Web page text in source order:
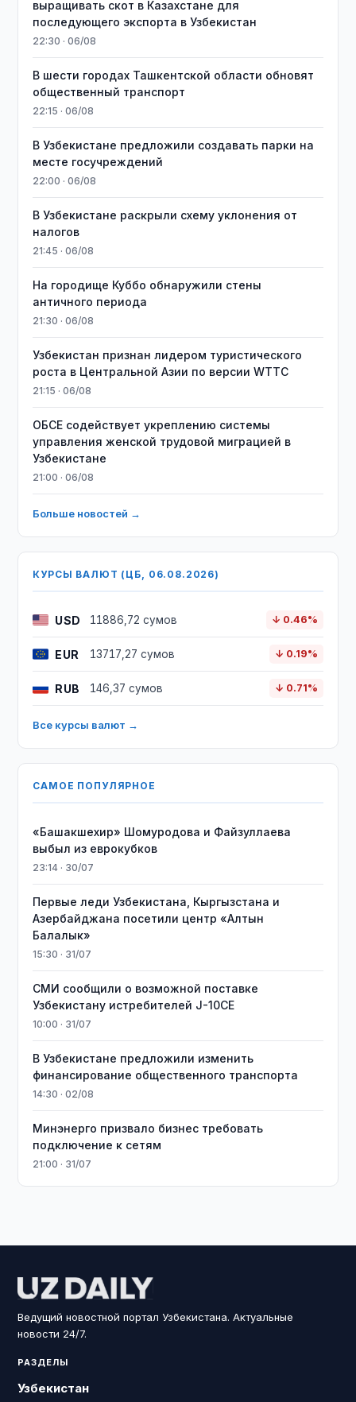
выращивать скот в Казахстане для
последующего экспорта в Узбекистан
22:30 · 06/08
В шести городах Ташкентской области обновят
общественный транспорт
22:15 · 06/08
В Узбекистане предложили создавать парки на
месте госучреждений
22:00 · 06/08
В Узбекистане раскрыли схему уклонения от
налогов
21:45 · 06/08
На городище Куббо обнаружили стены
античного периода
21:30 · 06/08
Узбекистан признан лидером туристического
роста в Центральной Азии по версии WTTC
21:15 · 06/08
ОБСЕ содействует укреплению системы
управления женской трудовой миграцией в
Узбекистане
21:00 · 06/08
Больше новостей →
КУРСЫ ВАЛЮТ (ЦБ, 06.08.2026)
USD 11886,72 сумов ↓ 0.46%
EUR 13717,27 сумов ↓ 0.19%
RUB 146,37 сумов ↓ 0.71%
Все курсы валют →
САМОЕ ПОПУЛЯРНОЕ
«Башакшехир» Шомуродова и Файзуллаева
выбыл из еврокубков
23:14 · 30/07
Первые леди Узбекистана, Кыргызстана и
Азербайджана посетили центр «Алтын
Балалык»
15:30 · 31/07
СМИ сообщили о возможной поставке
Узбекистану истребителей J-10CE
10:00 · 31/07
В Узбекистане предложили изменить
финансирование общественного транспорта
14:30 · 02/08
Минэнерго призвало бизнес требовать
подключение к сетям
21:00 · 31/07
Ведущий новостной портал Узбекистана. Актуальные
новости 24/7.
РАЗДЕЛЫ
Узбекистан